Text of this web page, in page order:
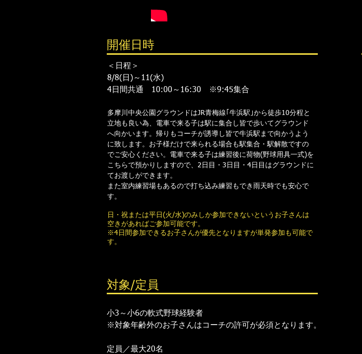
開催日時
＜日程＞
8/8(日)～11(水)
4日間共通 10:00～16:30 ※9:45集合
多摩川中央公園グラウンドはJR青梅線｢牛浜駅｣から徒歩10分程と
立地も良い為、電車で来る子は駅に集合し皆で歩いてグラウンド
へ向かいます。帰りもコーチが誘導し皆で牛浜駅まで向かうよう
に致します。 お子様だけで来られる場合も駅集合・駅解散ですの
でご安心ください。電車で来る子は練習後に荷物(野球用具一式)を
こちらで預かりしますので、2日目・3日目・4日目はグラウンドに
てお渡しができます。
​また室内練習場もあるので打ち込み練習もでき雨天時でも安心で
す。
日・祝または平日(火/水)のみしか参加できないというお子さんは
空きがあればご参加可能です。
​※4日間参加できるお子さんが優先となりますが単発参加も可能で
す。
対象/定員
小3～小6の軟式野球経験者
※対象年齢外のお子さんはコーチの許可が必須となります。​
定員／最大20名